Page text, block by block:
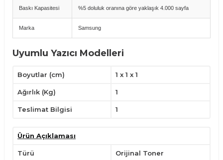
Baskı Kapasitesi %5 doluluk oranına göre yaklaşık 4.000 sayfa
Marka Samsung
Uyumlu Yazıcı Modelleri
Samsung LaserJet ML-2251N
4.000 sayfa baskı kapasitesi ile dengeli performans.
Yazıcı donanımıyla tam uyumlu sorunsuz çalışma.
Orijinal Toner Kullanımı – İpuçları
Boyutlar (cm) 1 x 1 x 1
Ağırlık (Kg) 1
Teslimat Bilgisi 1
Ürün Açıklaması
Türü Orijinal Toner